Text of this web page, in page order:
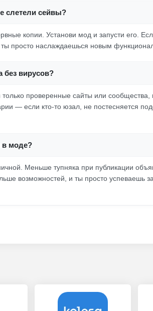
слетели сейвы?
копии. Установи мод и запусти его.
просто наслаждаешься новым
вирусов?
проверенные сайты или сообщества,
— если кто-то юзал, не постесняется
в моде?
Меньше тупняка при публикации
возможностей, и ты просто успеваешь